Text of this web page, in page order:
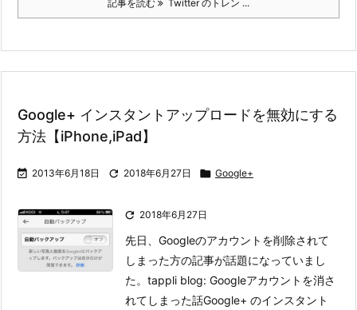
記事を読む Twitter のトレン ...
Google+ インスタントアップロードを無効にする
方法【iPhone,iPad】
 2013年6月18日  2018年6月27日  Google+
 2018年6月27日
先日、Googleのアカウントを削除されて
しまった方の記事が話題になっていまし
た。tappli blog: Googleアカウントを消さ
れてしまった話Google+ のインスタント